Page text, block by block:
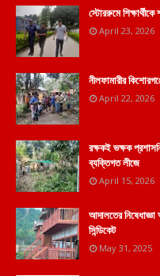
স্টোররুমে
April 23, 2026
নীলফামারীর
April 22, 2026
রক্ষকই ভক্ষক
ব্যক্তিগত লীজে
April 15, 2026
আদালতের
সিন্ডিকেট
May 31, 2025